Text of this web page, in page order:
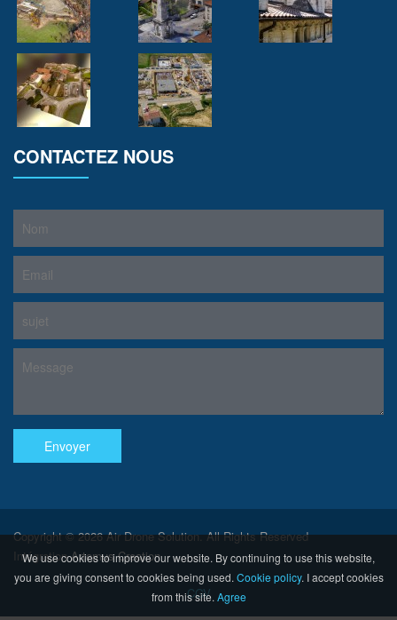
CONTACTEZ NOUS
Copyright © 2026 Air Drone Solution. All Rights Reserved
IntégrationArtemus Creation
CGV
We use cookies to improve our website. By continuing to use this website,
you are giving consent to cookies being used. Cookie policy. I accept cookies
from this site. Agree